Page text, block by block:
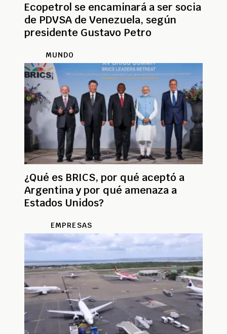
Ecopetrol se encaminará a ser socia
de PDVSA de Venezuela, según
presidente Gustavo Petro
MUNDO
¿Qué es BRICS, por qué aceptó a
Argentina y por qué amenaza a
Estados Unidos?
EMPRESAS